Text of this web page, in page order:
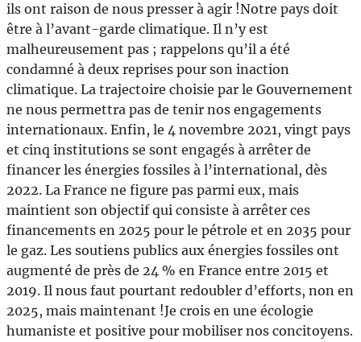
ils ont raison de nous presser à agir !Notre pays doit
être à l’avant-garde climatique. Il n’y est
malheureusement pas ; rappelons qu’il a été
condamné à deux reprises pour son inaction
climatique. La trajectoire choisie par le Gouvernement
ne nous permettra pas de tenir nos engagements
internationaux. Enfin, le 4 novembre 2021, vingt pays
et cinq institutions se sont engagés à arrêter de
financer les énergies fossiles à l’international, dès
2022. La France ne figure pas parmi eux, mais
maintient son objectif qui consiste à arrêter ces
financements en 2025 pour le pétrole et en 2035 pour
le gaz. Les soutiens publics aux énergies fossiles ont
augmenté de près de 24 % en France entre 2015 et
2019. Il nous faut pourtant redoubler d’efforts, non en
2025, mais maintenant !Je crois en une écologie
humaniste et positive pour mobiliser nos concitoyens.